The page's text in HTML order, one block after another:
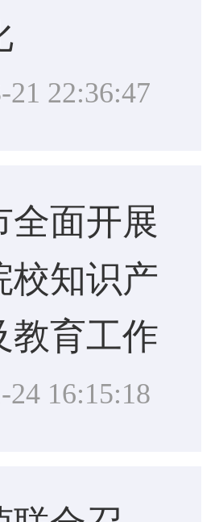
21 22:36:47
全面开展
校知识产
教育工作
24 16:15:18